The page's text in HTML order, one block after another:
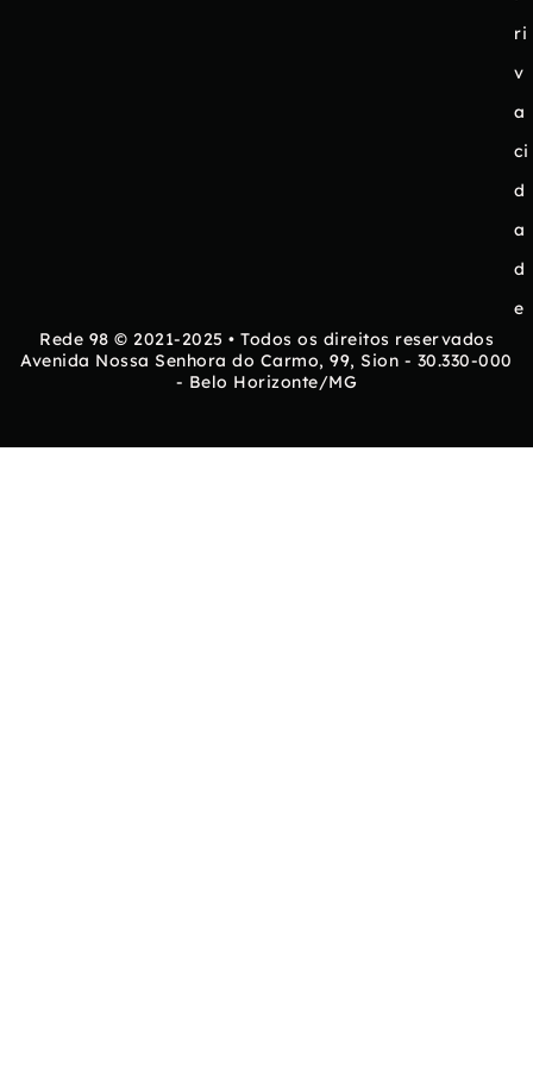
ri
v
a
ci
d
a
d
e
Rede 98 © 2021-2025 • Todos os direitos reservados
Avenida Nossa Senhora do Carmo, 99, Sion - 30.330-000
- Belo Horizonte/MG